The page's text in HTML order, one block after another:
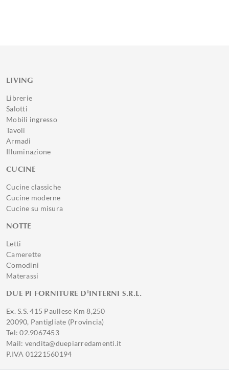
LIVING
Librerie
Salotti
Mobili ingresso
Tavoli
Armadi
Illuminazione
CUCINE
Cucine classiche
Cucine moderne
Cucine su misura
NOTTE
Letti
Camerette
Comodini
Materassi
DUE PI FORNITURE D'INTERNI S.R.L.
Ex. S.S. 415 Paullese Km 8,250
20090, Pantigliate (Provincia)
Tel: 02.9067453
Mail: vendita@duepiarredamenti.it
P.IVA 01221560194